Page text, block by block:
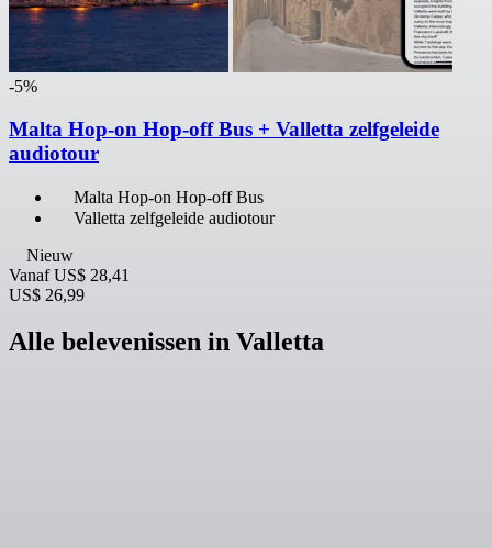
-5%
Malta Hop-on Hop-off Bus + Valletta zelfgeleide
audiotour
Malta Hop-on Hop-off Bus
Valletta zelfgeleide audiotour
Nieuw
Vanaf US$ 28,41
US$ 26,99
Alle belevenissen in Valletta